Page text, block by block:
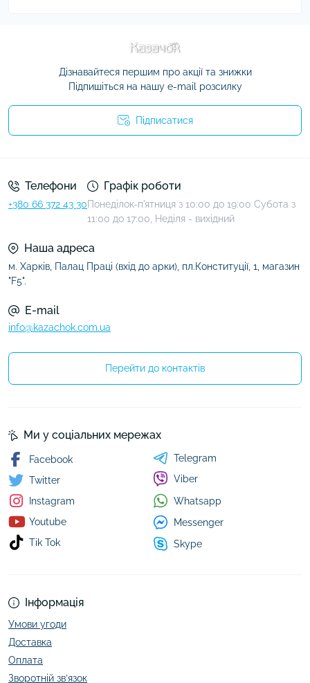
Дізнавайтеся першим про акції та знижки
Підпишіться на нашу e-mail розсилку
Підписатися
Телефони
+380 66 372 43 30
Графік роботи
Понеділок-п'ятниця з 10:00 до 19:00 Субота з
11:00 до 17:00, Неділя - вихідний
Наша адреса
м. Харків, Палац Праці (вхід до арки), пл.Конституції, 1, магазин
"F5".
E-mail
info@kazachok.com.ua
Перейти до контактів
Інформація
Умови угоди
Доставка
Оплата
Зворотній зв’язок
Ми у соціальних мережах
Facebook
Twitter
Instagram
Youtube
Tik Tok
Telegram
Viber
Whatsapp
Messenger
Skype